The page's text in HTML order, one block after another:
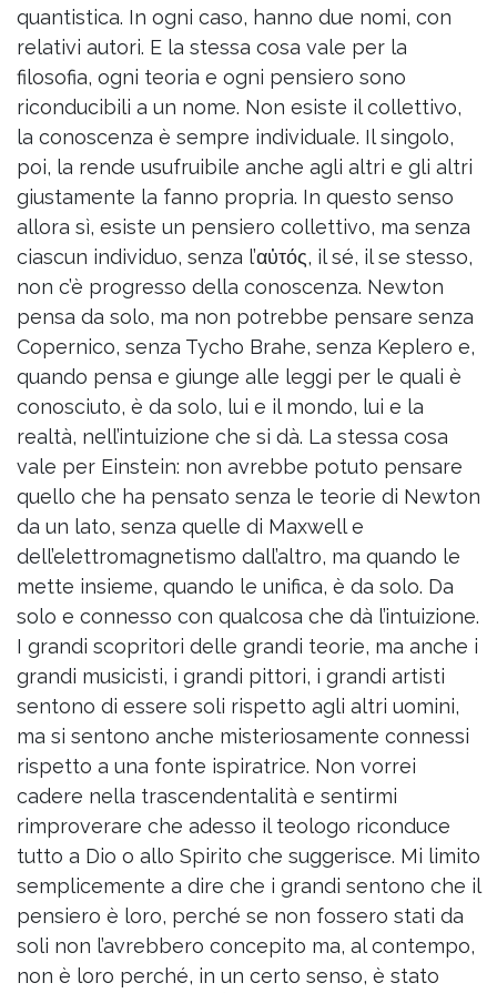
quantistica. In ogni caso, hanno due nomi, con
relativi autori. E la stessa cosa vale per la
filosofia, ogni teoria e ogni pensiero sono
riconducibili a un nome. Non esiste il collettivo,
la conoscenza è sempre individuale. Il singolo,
poi, la rende usufruibile anche agli altri e gli altri
giustamente la fanno propria. In questo senso
allora sì, esiste un pensiero collettivo, ma senza
ciascun individuo, senza l’αὐτός, il sé, il se stesso,
non c’è progresso della conoscenza. Newton
pensa da solo, ma non potrebbe pensare senza
Copernico, senza Tycho Brahe, senza Keplero e,
quando pensa e giunge alle leggi per le quali è
conosciuto, è da solo, lui e il mondo, lui e la
realtà, nell’intuizione che si dà. La stessa cosa
vale per Einstein: non avrebbe potuto pensare
quello che ha pensato senza le teorie di Newton
da un lato, senza quelle di Maxwell e
dell’elettromagnetismo dall’altro, ma quando le
mette insieme, quando le unifica, è da solo. Da
solo e connesso con qualcosa che dà l’intuizione.
I grandi scopritori delle grandi teorie, ma anche i
grandi musicisti, i grandi pittori, i grandi artisti
sentono di essere soli rispetto agli altri uomini,
ma si sentono anche misteriosamente connessi
rispetto a una fonte ispiratrice. Non vorrei
cadere nella trascendentalità e sentirmi
rimproverare che adesso il teologo riconduce
tutto a Dio o allo Spirito che suggerisce. Mi limito
semplicemente a dire che i grandi sentono che il
pensiero è loro, perché se non fossero stati da
soli non l’avrebbero concepito ma, al contempo,
non è loro perché, in un certo senso, è stato